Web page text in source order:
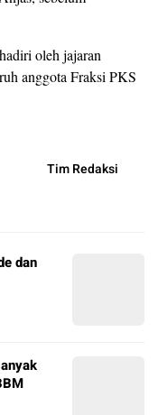
oleh jajaran
anggota Fraksi PKS
Tim Redaksi
dan